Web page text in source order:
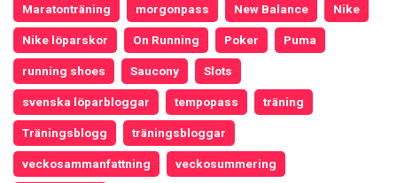
Maratonträning morgonpass New Balance Nike
Nike löparskor On Running Poker Puma
running shoes Saucony Slots
svenska löparbloggar tempopass träning
Träningsblogg träningsbloggar
veckosammanfattning veckosummering